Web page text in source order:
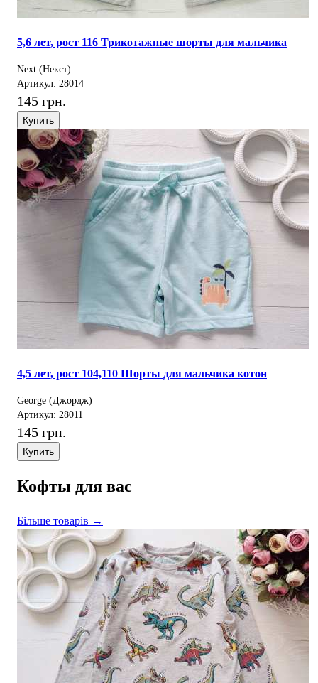
5,6 лет, рост 116 Трикотажные шорты для мальчика
Next (Некст)
Артикул: 28014
145 грн.
Купить
4,5 лет, рост 104,110 Шорты для мальчика котон
George (Джордж)
Артикул: 28011
145 грн.
Купить
Кофты для вас
Більше товарів →